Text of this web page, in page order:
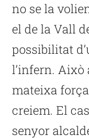
no se la
el de la Vall
possibilitat
l’infern. Això
mateixa
creiem. El
senyor